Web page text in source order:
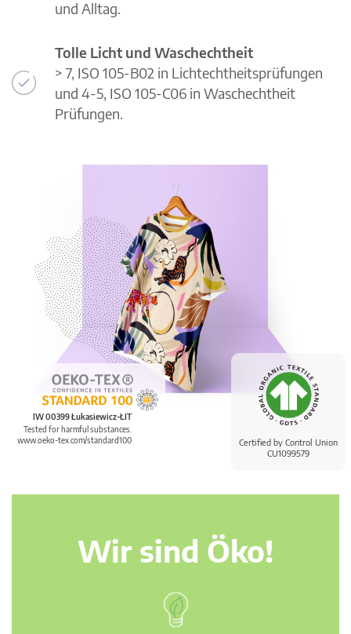
Certified by Control Union
CU1099579
IW 00399 Łukasiewicz-ŁIT
Tested for harmful substances.
www.oeko-tex.com/standard100
und Alltag.
Tolle Licht und Waschechtheit
> 7, ISO 105-B02 in Lichtechtheitsprüfungen
und 4-5, ISO 105-C06 in Waschechtheit
Prüfungen.
Wir sind Öko!